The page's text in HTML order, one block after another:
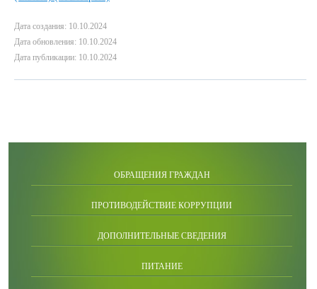
Дата создания: 10.10.2024
Дата обновления: 10.10.2024
Дата публикации: 10.10.2024
ОБРАЩЕНИЯ ГРАЖДАН
ПРОТИВОДЕЙСТВИЕ КОРРУПЦИИ
ДОПОЛНИТЕЛЬНЫЕ СВЕДЕНИЯ
ПИТАНИЕ